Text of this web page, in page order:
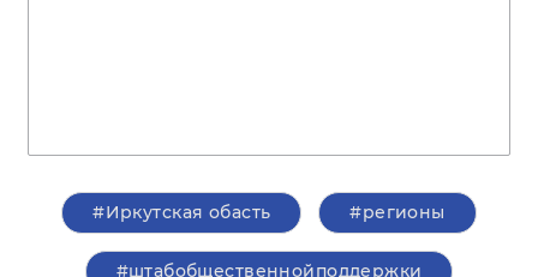
#Иркутская обасть #регионы
#штабобщественнойподдержки